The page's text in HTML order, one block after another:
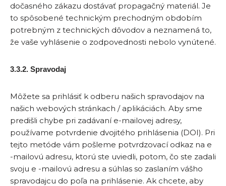
dočasného zákazu dostávať propagačný materiál. Je
to spôsobené technickým prechodným obdobím
potrebným z technických dôvodov a neznamená to,
že vaše vyhlásenie o zodpovednosti nebolo vynútené.
3.3.2. Spravodaj
Môžete sa prihlásiť k odberu našich spravodajov na
našich webových stránkach / aplikáciách. Aby sme
predišli chybe pri zadávaní e-mailovej adresy,
používame potvrdenie dvojitého prihlásenia (DOI). Pri
tejto metóde vám pošleme potvrdzovací odkaz na e
-mailovú adresu, ktorú ste uviedli, potom, čo ste zadali
svoju e -mailovú adresu a súhlas so zaslaním vášho
spravodajcu do poľa na prihlásenie. Ak chcete, aby